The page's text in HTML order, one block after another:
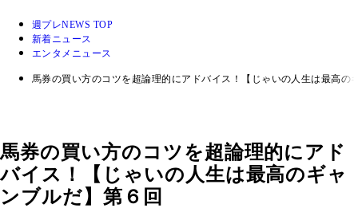
週プレNEWS TOP
新着ニュース
エンタメニュース
馬券の買い方のコツを超論理的にアドバイス！【じゃいの人生は最高の
馬券の買い方のコツを超論理的にアド
バイス！【じゃいの人生は最高のギャ
ンブルだ】第６回